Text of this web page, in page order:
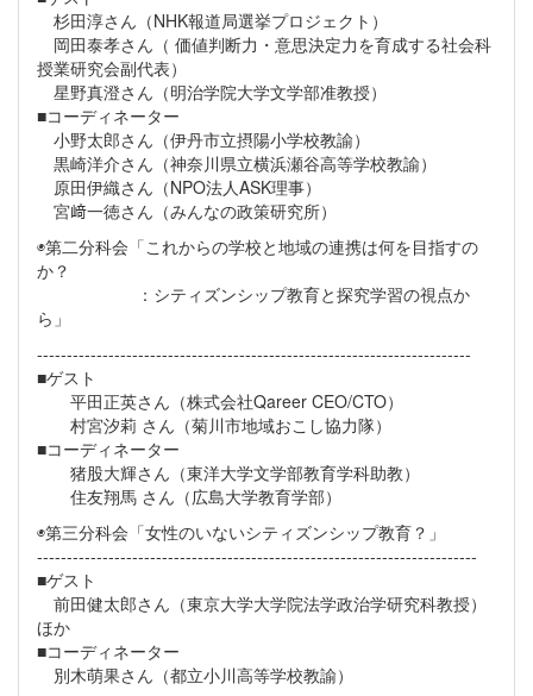
杉田淳さん（NHK報道局選挙プロジェクト）
岡田泰孝さん（ 価値判断力・意思決定力を育成する社会科
授業研究会副代表）
星野真澄さん（明治学院大学文学部准教授）
■コーディネーター
小野太郎さん（伊丹市立摂陽小学校教諭）
黒崎洋介さん（神奈川県立横浜瀬谷高等学校教諭）
原田伊織さん（NPO法人ASK理事）
宮﨑一徳さん（みんなの政策研究所）
◉第二分科会「これからの学校と地域の連携は何を目指すの
か？
：シティズンシップ教育と探究学習の視点か
ら」
-------------------------------------------------------------------------
■ゲスト
平田正英さん（株式会社Qareer CEO/CTO）
村宮汐莉 さん（菊川市地域おこし協力隊）
■コーディネーター
猪股大輝さん（東洋大学文学部教育学科助教）
住友翔馬 さん（広島大学教育学部）
◉第三分科会「女性のいないシティズンシップ教育？」
--------------------------------------------------------------------------
■ゲスト
前田健太郎さん（東京大学大学院法学政治学研究科教授）
ほか
■コーディネーター
別木萌果さん（都立小川高等学校教諭）